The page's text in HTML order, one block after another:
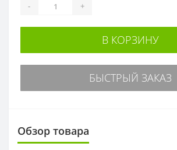
- +
В КОРЗИНУ
БЫСТРЫЙ ЗАКАЗ
Обзор товара